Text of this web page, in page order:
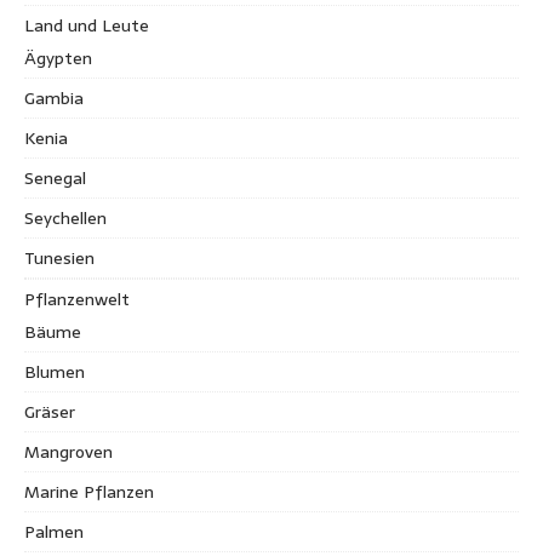
Land und Leute
Ägypten
Gambia
Kenia
Senegal
Seychellen
Tunesien
Pflanzenwelt
Bäume
Blumen
Gräser
Mangroven
Marine Pflanzen
Palmen